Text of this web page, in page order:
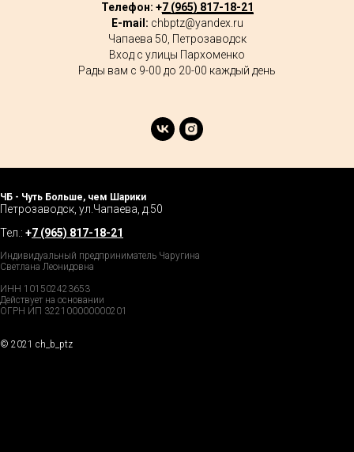
Телефон: +7 (965) 817-18-21
E-mail: chbptz@yandex.ru
Чапаева 50, Петрозаводск
Вход с улицы Пархоменко
Рады вам с 9-00 до 20-00 каждый день
ЧБ - Чуть Больше, чем Шарики
Петрозаводск, ул.Чапаева, д.50
Тел.: +7 (965) 817-18-21
Индивидуальный предприниматель Чаругина
Светлана Леонидовна
ИНН 101502423653
Действует на основании
ОГРН ИП 322100000000201
© 2021 ch_b_ptz